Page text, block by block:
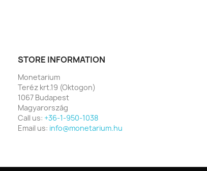
STORE INFORMATION
Monetarium
Teréz krt.19 (Oktogon)
1067 Budapest
Magyarország
Call us: +36-1-950-1038
Email us: info@monetarium.hu